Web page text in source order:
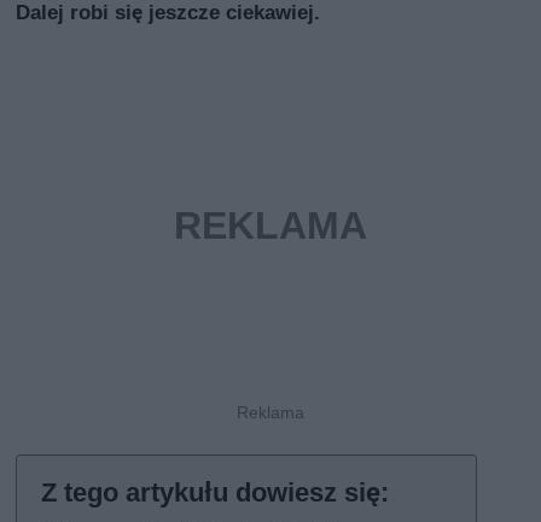
Dalej robi się jeszcze ciekawiej.